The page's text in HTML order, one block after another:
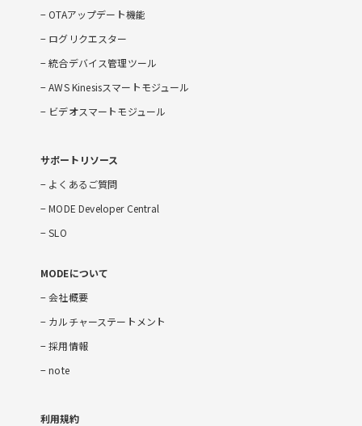
OTAアップデート機能
ログリクエスター
統合デバイス管理ツール
AWS Kinesisスマートモジュール
ビデオスマートモジュール
サポートリソース
よくあるご質問
MODE Developer Central
SLO
MODEについて
会社概要
カルチャーステートメント
採用情報
note
利用規約